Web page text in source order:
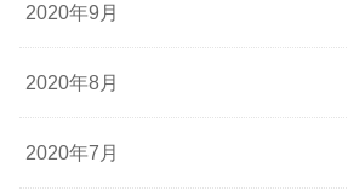
2020年9月
2020年8月
2020年7月